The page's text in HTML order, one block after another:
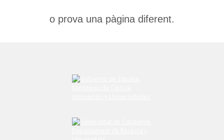
o prova una pàgina diferent.